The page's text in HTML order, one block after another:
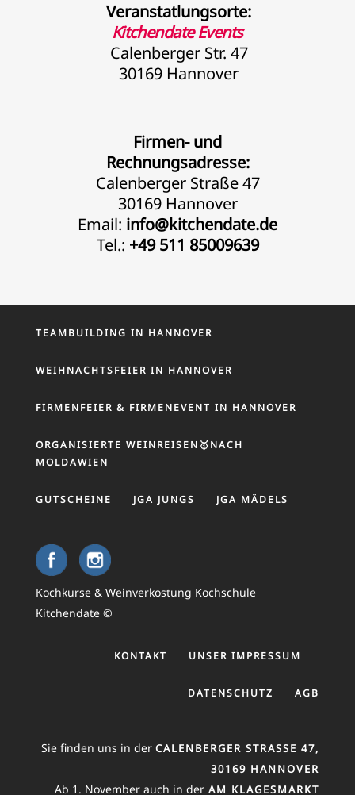
Veranstatlungsorte:
Kitchendate Events
Calenberger Str. 47
30169 Hannover
Firmen- und
Rechnungsadresse:
Calenberger Straße 47
30169 Hannover
Email: info@kitchendate.de
Tel.: +49 511 85009639
TEAMBUILDING IN HANNOVER
WEIHNACHTSFEIER IN HANNOVER
FIRMENFEIER & FIRMENEVENT IN HANNOVER
ORGANISIERTE WEINREISEN🥇NACH
MOLDAWIEN
GUTSCHEINE JGA JUNGS JGA MÄDELS
Kochkurse & Weinverkostung Kochschule
Kitchendate ©
KONTAKT UNSER IMPRESSUM
DATENSCHUTZ AGB
Sie finden uns in der CALENBERGER STRASSE 47, 3
0169 HANNOVER
Ab 1. November auch in der AM KLAGESMARKT